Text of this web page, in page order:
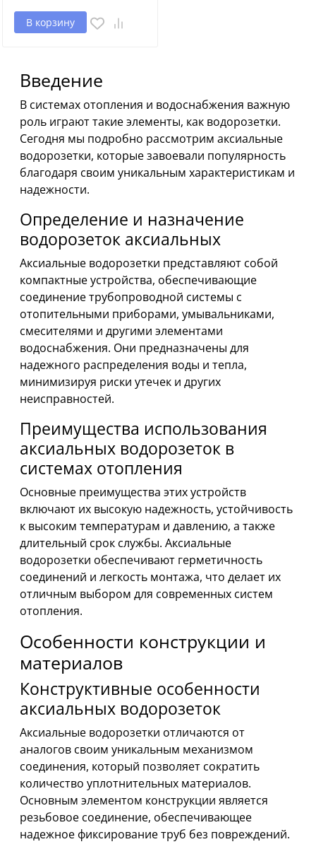
В корзину
Введение
В системах отопления и водоснабжения важную
роль играют такие элементы, как водорозетки.
Сегодня мы подробно рассмотрим аксиальные
водорозетки, которые завоевали популярность
благодаря своим уникальным характеристикам и
надежности.
Определение и назначение
водорозеток аксиальных
Аксиальные водорозетки представляют собой
компактные устройства, обеспечивающие
соединение трубопроводной системы с
отопительными приборами, умывальниками,
смесителями и другими элементами
водоснабжения. Они предназначены для
надежного распределения воды и тепла,
минимизируя риски утечек и других
неисправностей.
Преимущества использования
аксиальных водорозеток в
системах отопления
Основные преимущества этих устройств
включают их высокую надежность, устойчивость
к высоким температурам и давлению, а также
длительный срок службы. Аксиальные
водорозетки обеспечивают герметичность
соединений и легкость монтажа, что делает их
отличным выбором для современных систем
отопления.
Особенности конструкции и
материалов
Конструктивные особенности
аксиальных водорозеток
Аксиальные водорозетки отличаются от
аналогов своим уникальным механизмом
соединения, который позволяет сократить
количество уплотнительных материалов.
Основным элементом конструкции является
резьбовое соединение, обеспечивающее
надежное фиксирование труб без повреждений.